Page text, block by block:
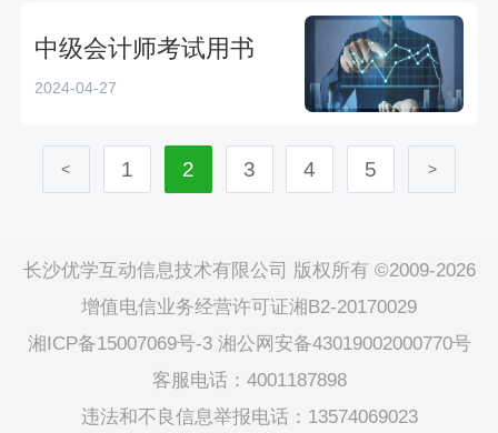
中级会计师考试用书
2024-04-27
< 1 2 3 4 5 >
长沙优学互动信息技术有限公司 版权所有 ©2009-2026
增值电信业务经营许可证湘B2-20170029
湘ICP备15007069号-3 湘公网安备43019002000770号
客服电话：4001187898
违法和不良信息举报电话：13574069023